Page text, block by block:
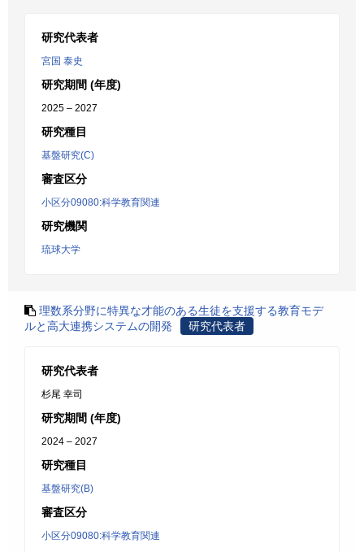
研究代表者
宮国 泰史
研究期間 (年度)
2025 – 2027
研究種目
基盤研究(C)
審査区分
小区分09080:科学教育関連
研究機関
琉球大学
理数系分野に特異な才能のある生徒を支援する教育モデ
ルと高大連携システムの開発
研究代表者
研究代表者
杉尾 幸司
研究期間 (年度)
2024 – 2027
研究種目
基盤研究(B)
審査区分
小区分09080:科学教育関連